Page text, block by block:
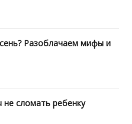
Разоблачаем мифы и
сломать ребенку